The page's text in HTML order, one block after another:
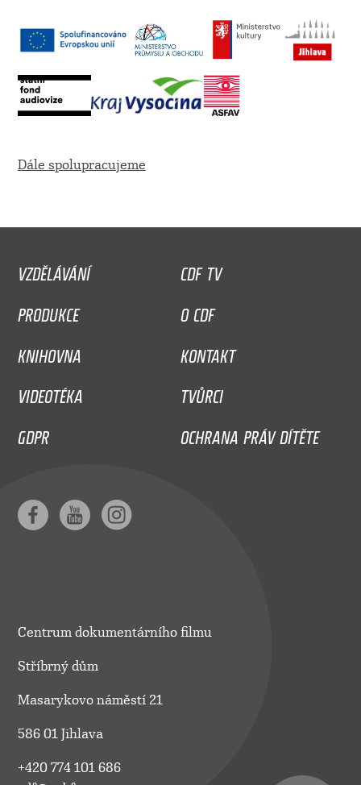
Dále spolupracujeme
VZDĚLÁVÁNÍ
CDF TV
PRODUKCE
O CDF
KNIHOVNA
KONTAKT
VIDEOTÉKA
TVŮRCI
GDPR
OCHRANA PRÁV DÍTĚTE
Centrum dokumentárního filmu
Stříbrný dům
Masarykovo náměstí 21
586 01 Jihlava
+420 774 101 686